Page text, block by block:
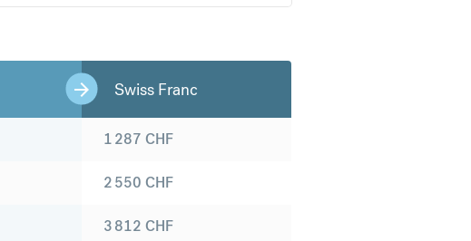
Swiss Franc
1 287 CHF
2 550 CHF
3 812 CHF